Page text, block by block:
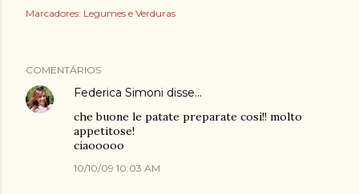
Marcadores: Legumes e Verduras
COMENTÁRIOS
Federica Simoni disse…
che buone le patate preparate così!! molto
appetitose!
ciaooooo
10/10/09 10:03 AM